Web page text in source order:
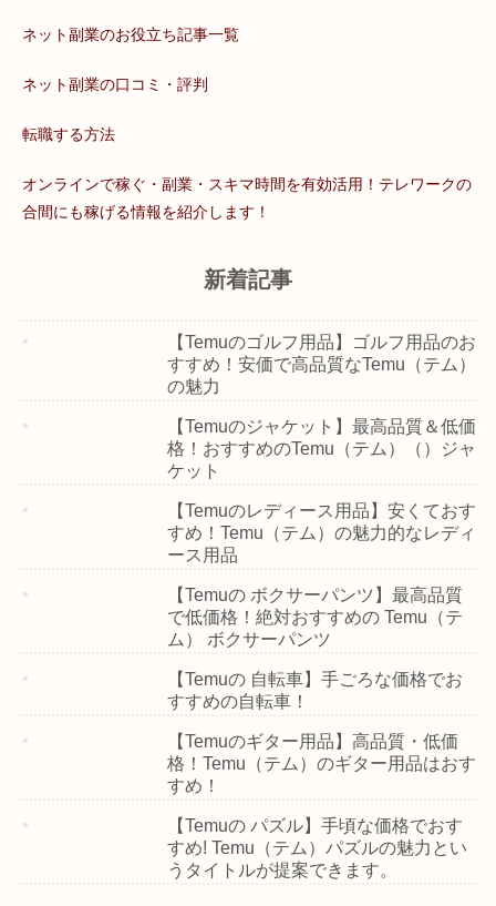
ネット副業のお役立ち記事一覧
ネット副業の口コミ・評判
転職する方法
オンラインで稼ぐ・副業・スキマ時間を有効活用！テレワークの
合間にも稼げる情報を紹介します！
新着記事
【Temuのゴルフ用品】ゴルフ用品のお
すすめ！安価で高品質なTemu（テム）
の魅力
【Temuのジャケット】最高品質＆低価
格！おすすめのTemu（テム）（）ジャ
ケット
【Temuのレディース用品】安くておす
すめ！Temu（テム）の魅力的なレディ
ース用品
【Temuの ボクサーパンツ】最高品質
で低価格！絶対おすすめの Temu（テ
ム） ボクサーパンツ
【Temuの 自転車】手ごろな価格でお
すすめの自転車！
【Temuのギター用品】高品質・低価
格！Temu（テム）のギター用品はおす
すめ！
【Temuの パズル】手頃な価格でおす
すめ! Temu（テム）パズルの魅力とい
うタイトルが提案できます。